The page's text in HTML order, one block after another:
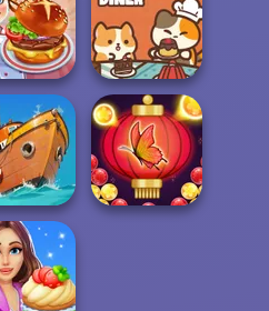
Festival
Paws & Pals
Diner
the Ocean